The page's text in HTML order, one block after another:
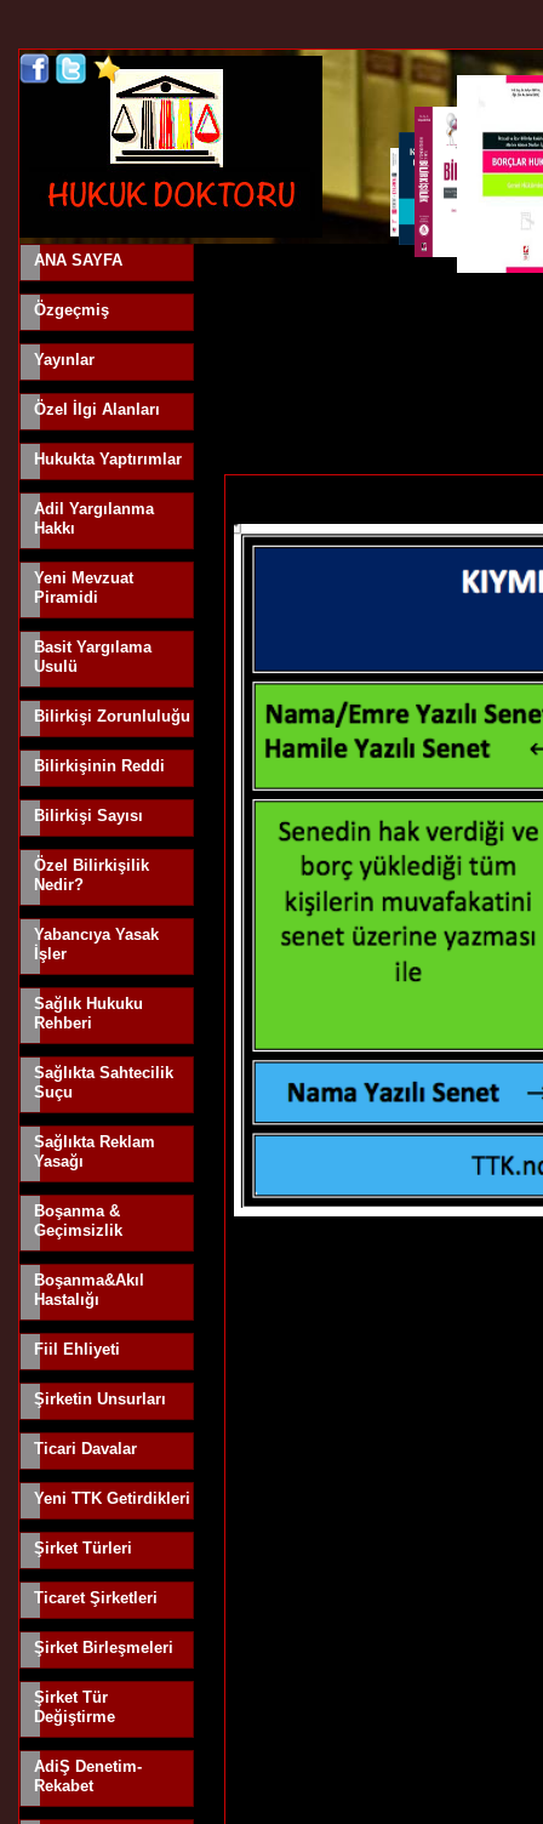
ANA SAYFA
Özgeçmiş
Yayınlar
Özel İlgi Alanları
Hukukta Yaptırımlar
Adil Yargılanma
Hakkı
Yeni Mevzuat
Piramidi
Basit Yargılama
Usulü
Bilirkişi Zorunluluğu
Bilirkişinin Reddi
Bilirkişi Sayısı
Özel Bilirkişilik
Nedir?
Yabancıya Yasak
İşler
Sağlık Hukuku
Rehberi
Sağlıkta Sahtecilik
Suçu
Sağlıkta Reklam
Yasağı
Boşanma &
Geçimsizlik
Boşanma&Akıl
Hastalığı
Fiil Ehliyeti
Şirketin Unsurları
Ticari Davalar
Yeni TTK Getirdikleri
Şirket Türleri
Ticaret Şirketleri
Şirket Birleşmeleri
Şirket Tür
Değiştirme
AdiŞ Denetim-
Rekabet